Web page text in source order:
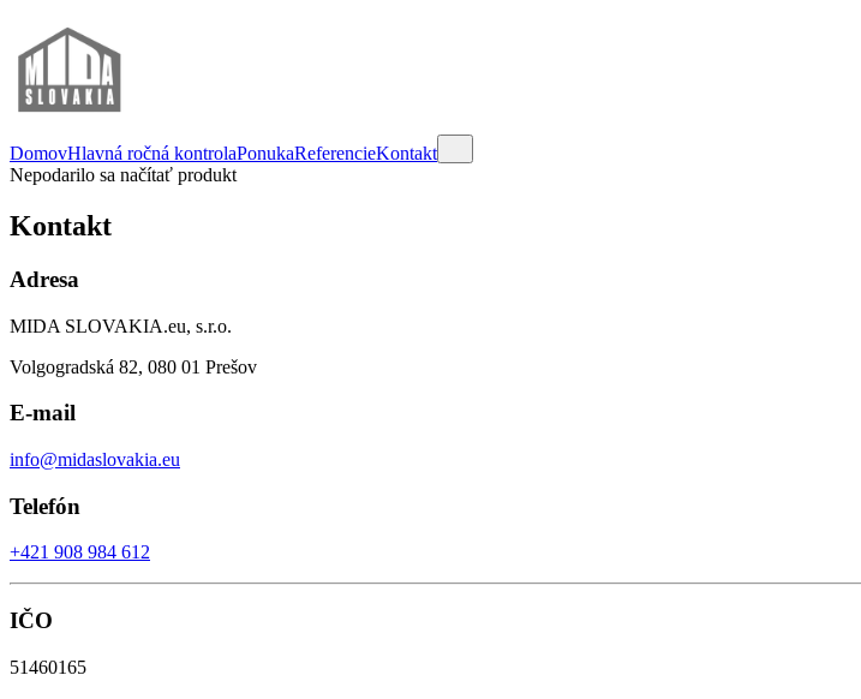
DomovHlavná ročná kontrolaPonukaReferencieKontakt
Nepodarilo sa načítať produkt
Kontakt
Adresa
MIDA SLOVAKIA.eu, s.r.o.
Volgogradská 82, 080 01 Prešov
E-mail
info@midaslovakia.eu
Telefón
+421 908 984 612
IČO
51460165